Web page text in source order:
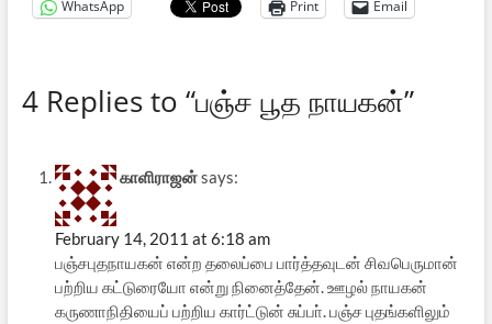
WhatsApp
Print Email
4 Replies to “பஞ்ச பூத நாயகன்”
காளிராஜன்says:
February 14, 2011 at 6:18 am
பஞ்சபுதநாயகன் என்ற தலைப்பை பார்த்தவுடன் சிவபெருமான்
பற்றிய கட்டுரையோ என்று நினைத்தேன். ஊழல் நாயகன்
கருணாநிதியைப் பற்றிய கார்ட்டுன் சுப்பா். பஞ்ச புதங்களிலும்